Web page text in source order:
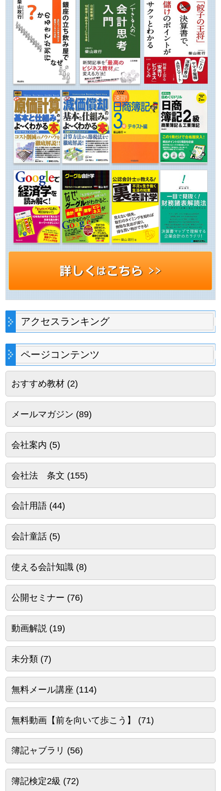
アクセスランキング
ページコンテンツ
おすすめ教材(2)
メールマガジン (89)
会社案内 (5)
会社法 条文 (155)
会計用語(44)
会計童話(5)
使える会計知識(8)
公開セミナー (76)
動画解説 (19)
未分類(7)
無料メール講座 (114)
無料動画【前を向いて歩こう】 (71)
簿記ャブラリ (56)
簿記検定2級 (72)